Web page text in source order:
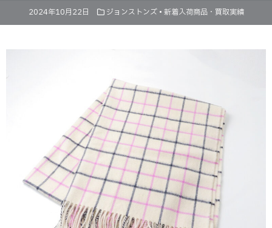
2024年10月22日 ジョンストンズ• 新着入荷商品・買取実績